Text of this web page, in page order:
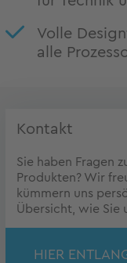
Volle
alle
Kontakt
Sie haben Fragen
Produkten? Wir
kümmern uns
Übersicht, wie Sie
HIER